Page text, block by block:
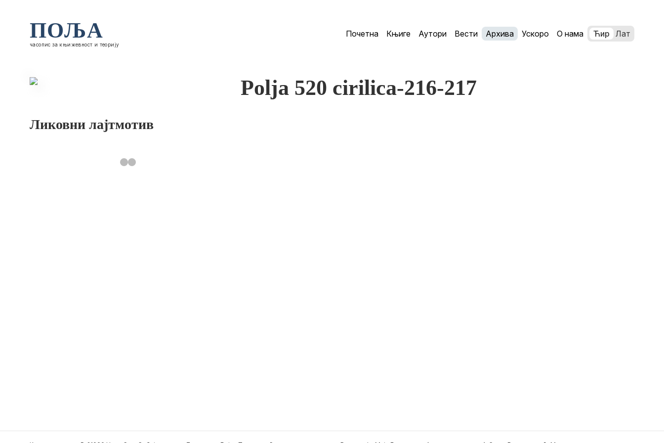
ПОЉА
часопис за књижевност и теорију
Почетна Књиге Аутори Вести Архива Ускоро О нама Ћир Лат
Ликовни лајтмотив
Polja 520 cirilica-216-217